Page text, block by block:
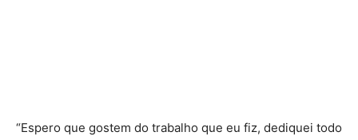
“Espero que gostem do trabalho que eu fiz, dediquei todo